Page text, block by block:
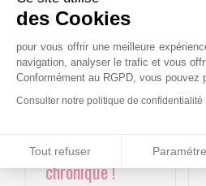
des Cookies
pour vous offrir une meilleure
navigation, analyser le trafic et vous
Conformément au RGPD, vous pouvez
Consulter notre politique de confidentialité
Tout refuser
Axeptio consent
Plateforme de Gestion du
4P : Les
nouvelles
technologies
numériques au
lombalgie
chronique !